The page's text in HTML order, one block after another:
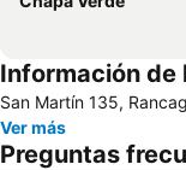
Información de
San Martín 135,
Ver más
Preguntas